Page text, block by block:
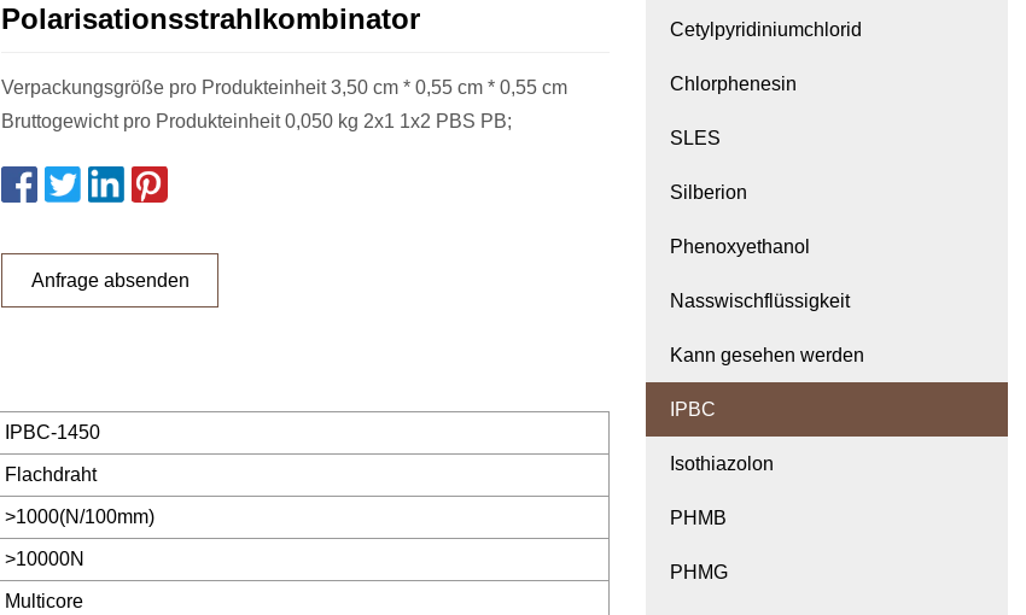
Polarisationsstrahlkombinator
Verpackungsgröße pro Produkteinheit 3,50 cm * 0,55 cm * 0,55 cm
Bruttogewicht pro Produkteinheit 0,050 kg 2x1 1x2 PBS PB;
Anfrage absenden
IPBC-1450
Flachdraht
>1000(N/100mm)
>10000N
Multicore
Cetylpyridiniumchlorid
Chlorphenesin
SLES
Silberion
Phenoxyethanol
Nasswischflüssigkeit
Kann gesehen werden
IPBC
Isothiazolon
PHMB
PHMG